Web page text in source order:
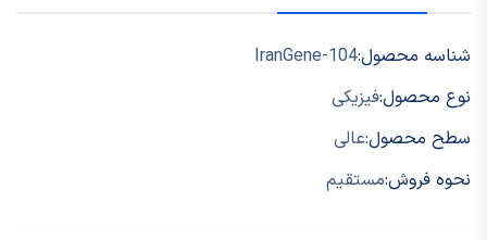
شناسه محصول:IranGene-104
نوع محصول:فیزیکی
سطح محصول:عالی
نحوه فروش:مستقیم